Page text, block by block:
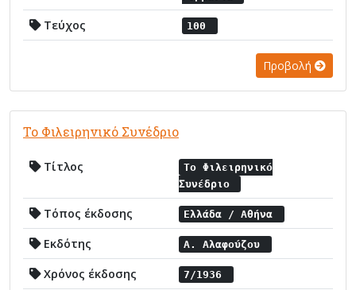
Τεύχος 100
Προβολή
Το Φιλειρηνικό Συνέδριο
Τίτλος
Το Φιλειρηνικό
Συνέδριο
Τόπος έκδοσης Ελλάδα / Αθήνα
Εκδότης Α. Αλαφούζου
Χρόνος έκδοσης 7/1936